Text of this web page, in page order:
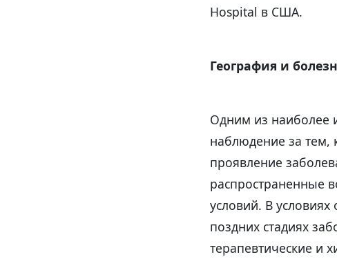
Hospital в США.
География и
Одним из наиболее
наблюдение за тем,
проявление
распространенные
условий. В
поздних стадиях
терапевтические и